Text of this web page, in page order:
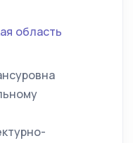
область